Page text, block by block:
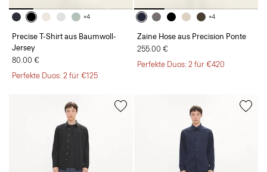
+4
Precise T-Shirt aus Baumwoll-
Jersey
80.00 €
Perfekte Duos: 2 für €125
+4
Zaine Hose aus Precision Ponte
255.00 €
Perfekte Duos: 2 für €420